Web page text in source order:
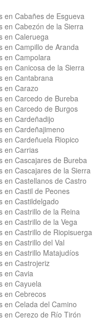
en Cabañes de Esgueva
en Cabezón de la Sierra
en Caleruega
en Campillo de Aranda
en Campolara
en Canicosa de la Sierra
en Cantabrana
en Carazo
en Carcedo de Bureba
en Carcedo de Burgos
en Cardeñadijo
en Cardeñajimeno
en Cardeñuela Riopico
en Carrias
en Cascajares de Bureba
en Cascajares de la Sierra
en Castellanos de Castro
en Castil de Peones
en Castildelgado
en Castrillo de la Reina
en Castrillo de la Vega
en Castrillo de Riopisuerga
en Castrillo del Val
en Castrillo Matajudíos
en Castrojeriz
en Cavia
en Cayuela
en Cebrecos
en Celada del Camino
en Cerezo de Río Tirón